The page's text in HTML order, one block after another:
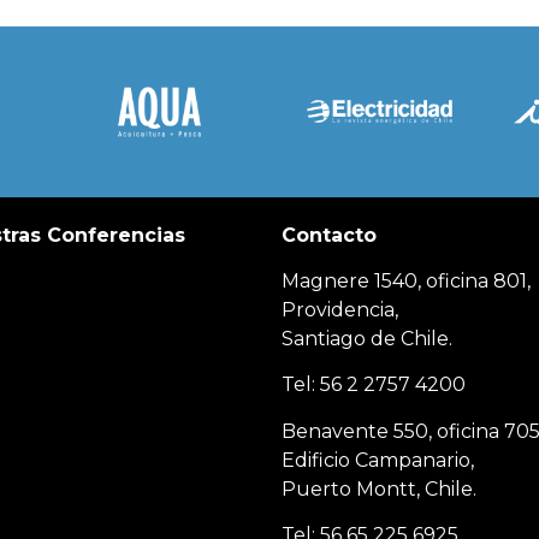
Conferencias Contacto
Magnere 1540, oficina 801,
Providencia,
Santiago de Chile.
Tel: 56 2 2757 4200
Benavente 550, oficina
Edificio Campanario,
Puerto Montt, Chile.